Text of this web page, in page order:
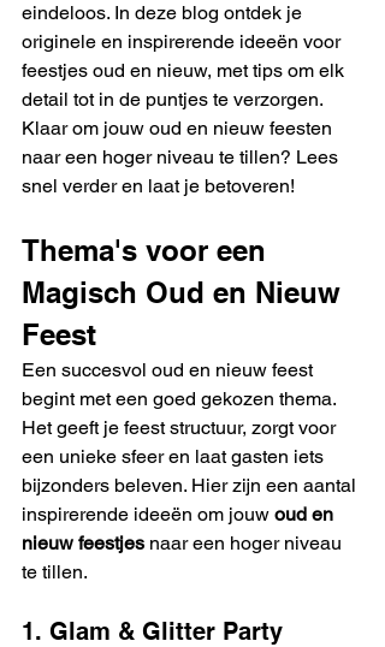
eindeloos. In deze blog ontdek je
originele en inspirerende ideeën voor
feestjes oud en nieuw, met tips om elk
detail tot in de puntjes te verzorgen.
Klaar om jouw oud en nieuw feesten
naar een hoger niveau te tillen? Lees
snel verder en laat je betoveren!
Thema's voor een
Magisch Oud en Nieuw
Feest
Een succesvol oud en nieuw feest
begint met een goed gekozen thema.
Het geeft je feest structuur, zorgt voor
een unieke sfeer en laat gasten iets
bijzonders beleven. Hier zijn een aantal
inspirerende ideeën om jouw oud en
nieuw feestjes naar een hoger niveau
te tillen.
1. Glam & Glitter Party